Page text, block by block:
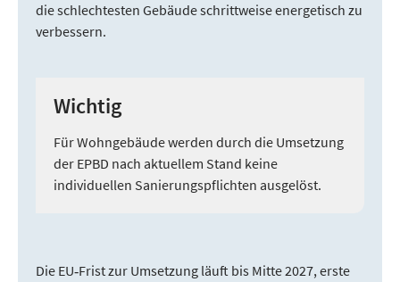
die schlechtesten Gebäude schrittweise energetisch zu
verbessern.
Wichtig
Für Wohngebäude werden durch die Umsetzung
der EPBD nach aktuellem Stand keine
individuellen Sanierungspflichten ausgelöst.
Die EU‑Frist zur Umsetzung läuft bis Mitte 2027, erste